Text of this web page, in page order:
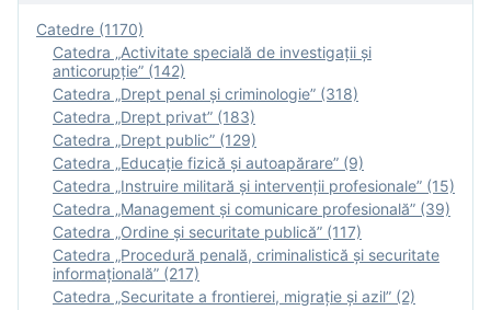
Catedre (1170)
Catedra „Activitate specială de investigaţii şi
anticorupție” (142)
Catedra „Drept penal și criminologie” (318)
Catedra „Drept privat” (183)
Catedra „Drept public” (129)
Catedra „Educație fizică şi autoapărare” (9)
Catedra „Instruire militară şi intervenţii profesionale” (15)
Catedra „Management și comunicare profesională” (39)
Catedra „Ordine și securitate publică” (117)
Catedra „Procedură penală, criminalistică și securitate
informațională” (217)
Catedra „Securitate a frontierei, migrație și azil” (2)